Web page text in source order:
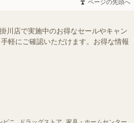
ページの先頭へ
川店で実施中のお得なセールやキャン
軽にご確認いただけます。お得な情報